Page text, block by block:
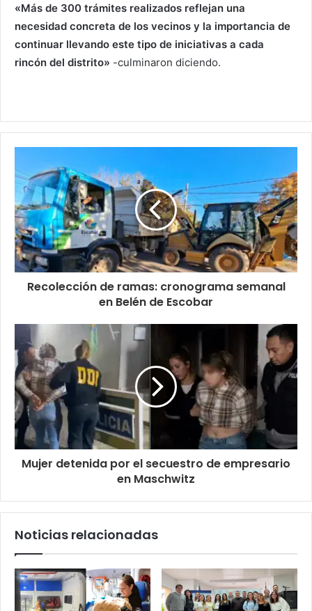
«Más de 300 trámites realizados reflejan una
necesidad concreta de los vecinos y la importancia de
continuar llevando este tipo de iniciativas a cada
rincón del distrito» -culminaron diciendo.
Recolección de ramas: cronograma semanal
en Belén de Escobar
Mujer detenida por el secuestro de empresario
en Maschwitz
Noticias relacionadas